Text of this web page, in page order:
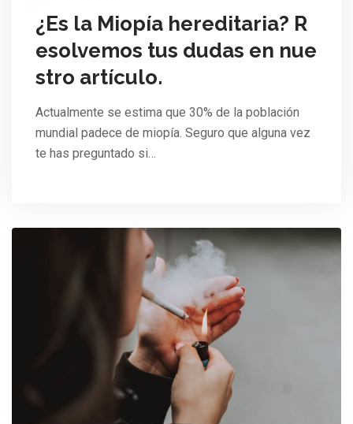
¿Es la Miopía hereditaria? R
esolvemos tus dudas en nue
stro artículo.
Actualmente se estima que 30% de la población
mundial padece de miopía. Seguro que alguna vez
te has preguntado si…